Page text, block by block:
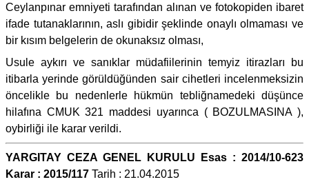
Ceylanpınar emniyeti tarafından alınan ve fotokopiden ibaret
ifade tutanaklarının, aslı gibidir şeklinde onaylı olmaması ve
bir kısım belgelerin de okunaksız olması,
Usule aykırı ve sanıklar müdafiilerinin temyiz itirazları bu
itibarla yerinde görüldüğünden sair cihetleri incelenmeksizin
öncelikle bu nedenlerle hükmün tebliğnamedeki düşünce
hilafına CMUK 321 maddesi uyarınca ( BOZULMASINA ),
oybirliği ile karar verildi.
YARGITAY CEZA GENEL KURULU Esas : 2014/10-623
Karar : 2015/117 Tarih : 21.04.2015